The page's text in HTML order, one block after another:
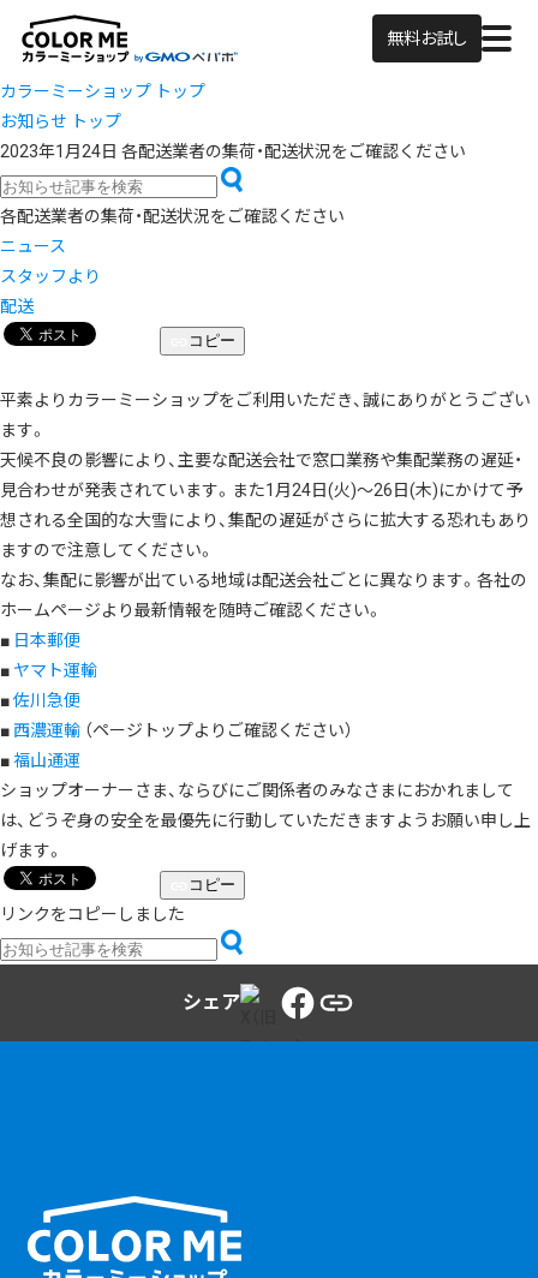
無料お試し
カラーミーショップ トップ
お知らせ トップ
2023年1月24日 各配送業者の集荷・配送状況をご確認ください
各配送業者の集荷・配送状況をご確認ください
ニュース
スタッフより
配送
コピー
平素よりカラーミーショップをご利用いただき、誠にありがとうござい
ます。
天候不良の影響により、主要な配送会社で窓口業務や集配業務の遅延・
見合わせが発表されています。また1月24日(火)～26日(木)にかけて予
想される全国的な大雪により、集配の遅延がさらに拡大する恐れもあり
ますので注意してください。
なお、集配に影響が出ている地域は配送会社ごとに異なります。各社の
ホームページより最新情報を随時ご確認ください。
■ 日本郵便
■ ヤマト運輸
■佐川急便
■ 西濃運輸 （ページトップよりご確認ください）
■福山通運
ショップオーナーさま、ならびにご関係者のみなさまにおかれまして
は、どうぞ身の安全を最優先に行動していただきますようお願い申し上
げます。
コピー
リンクをコピーしました
シェア